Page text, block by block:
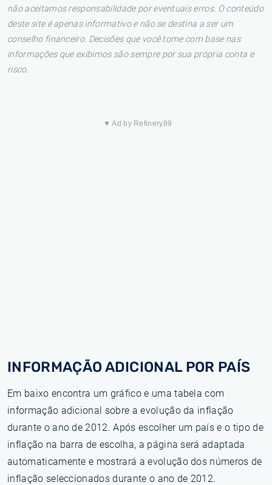
não aceitamos responsabilidade por eventuais erros. O conteúdo
deste site é apenas informativo e não se destina a ser um
conselho financeiro. Decisões que você tome com base nas
informações que exibimos são sempre por sua própria conta e
risco.
▼ Ad by Refinery89
INFORMAÇÃO ADICIONAL POR PAÍS
Em baixo encontra um gráfico e uma tabela com
informação adicional sobre a evolução da inflação
durante o ano de 2012. Após escolher um país e o tipo de
inflação na barra de escolha, a página será adaptada
automaticamente e mostrará a evolução dos números de
inflação seleccionados durante o ano de 2012.